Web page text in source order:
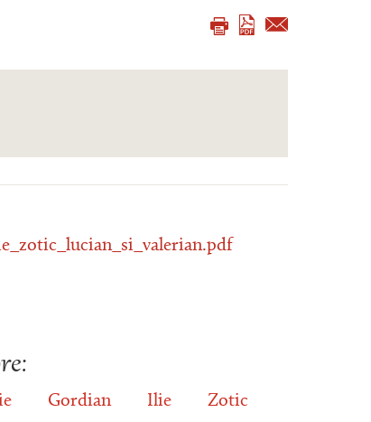
Gordian Ilie Zotic